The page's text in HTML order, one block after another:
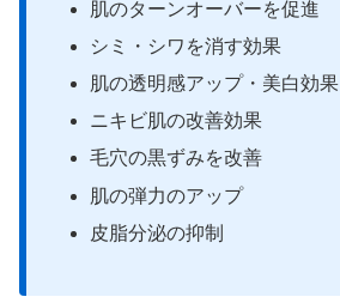
肌のターンオーバーを促進
シミ・シワを消す効果
肌の透明感アップ・美白効果
ニキビ肌の改善効果
毛穴の黒ずみを改善
肌の弾力のアップ
皮脂分泌の抑制